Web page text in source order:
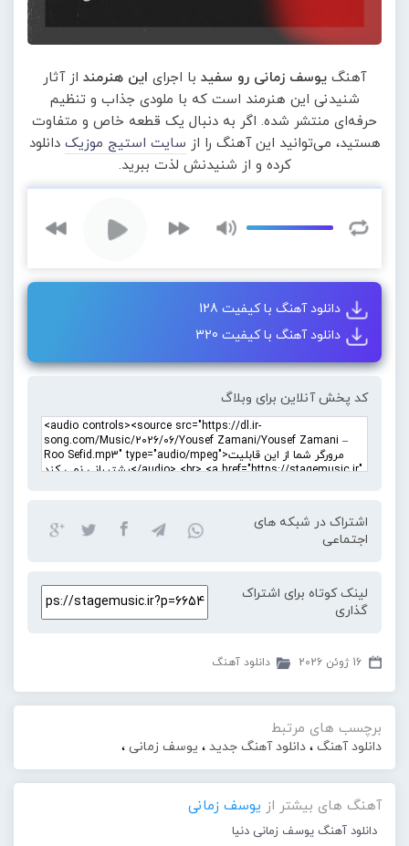
آهنگ یوسف زمانی رو سفید با اجرای این هنرمند از آثار
شنیدنی این هنرمند است که با ملودی جذاب و تنظیم
حرفه‌ای منتشر شده. اگر به دنبال یک قطعه خاص و متفاوت
هستید، می‌توانید این آهنگ را از سایت استیج موزیک دانلود
کرده و از شنیدنش لذت ببرید.
دانلود آهنگ با کیفیت 128
دانلود آهنگ با کیفیت 320
کد پخش آنلاین برای وبلاگ
اشتراک در شبکه های
اجتماعی
لینک کوتاه برای اشتراک
گذاری
16 ژوئن 2026 دانلود آهنگ
برچسب های مرتبط
دانلود آهنگ ، دانلود آهنگ جدید ، یوسف زمانی ،
آهنگ های بیشتر از یوسف زمانی
دانلود آهنگ یوسف زمانی دنیا